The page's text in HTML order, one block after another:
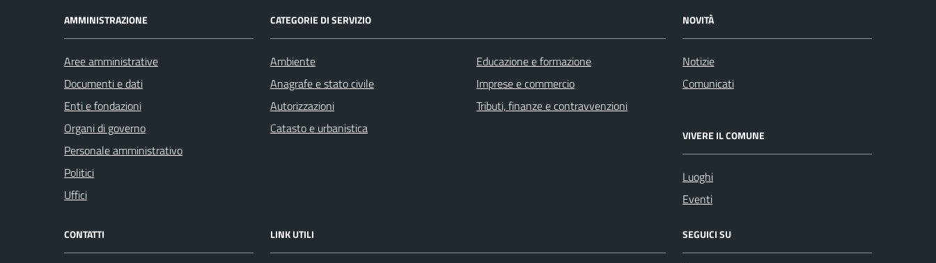
AMMINISTRAZIONE
Aree amministrative
Documenti e dati
Enti e fondazioni
Organi di governo
Personale amministrativo
Politici
Uffici
CATEGORIE DI SERVIZIO
Ambiente
Anagrafe e stato civile
Autorizzazioni
Catasto e urbanistica
Educazione e formazione
Imprese e commercio
Tributi, finanze e contravvenzioni
NOVITÀ
Notizie
Comunicati
VIVERE IL COMUNE
Luoghi
Eventi
CONTATTI LINK UTILI SEGUICI SU